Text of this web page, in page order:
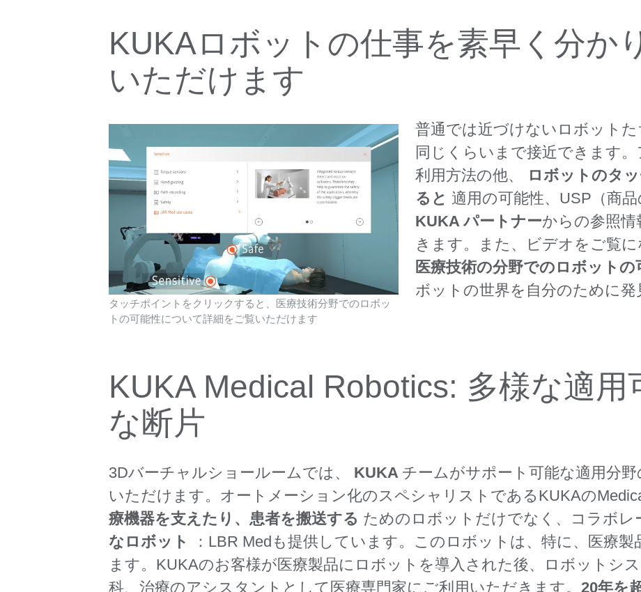
KUKAロボットの仕事を素早く分か
いただけます
普通では近づけないロボットた
同じくらいまで接近できます
利用方法の他、
ロボットのタ
ると 適用の可能性、USP（商
KUKA パートナーからの参照
きます。また、ビデオをご覧
医療技術の分野でのロボットの
ボットの世界を自分のために発
タッチポイントをクリックすると、医療技術分野でのロボッ
トの可能性について詳細をご覧いただけます
KUKA Medical Robotics: 多様な適用
な断片
3Dバーチャルショールームでは、 KUKA チームがサポート可能な適用分
いただけます。オートメーション化のスペシャリストであるKUKAの
療機器を支えたり、患者を搬送する ためのロボットだけでなく、コラボレ
なロボット
：LBR Medも提供しています。このロボットは、特に、医療
ます。KUKAのお客様が医療製品にロボットを導入された後、ロボットシ
科、治療のアシスタントとして医療専門家にご利用いただきます。 20年を